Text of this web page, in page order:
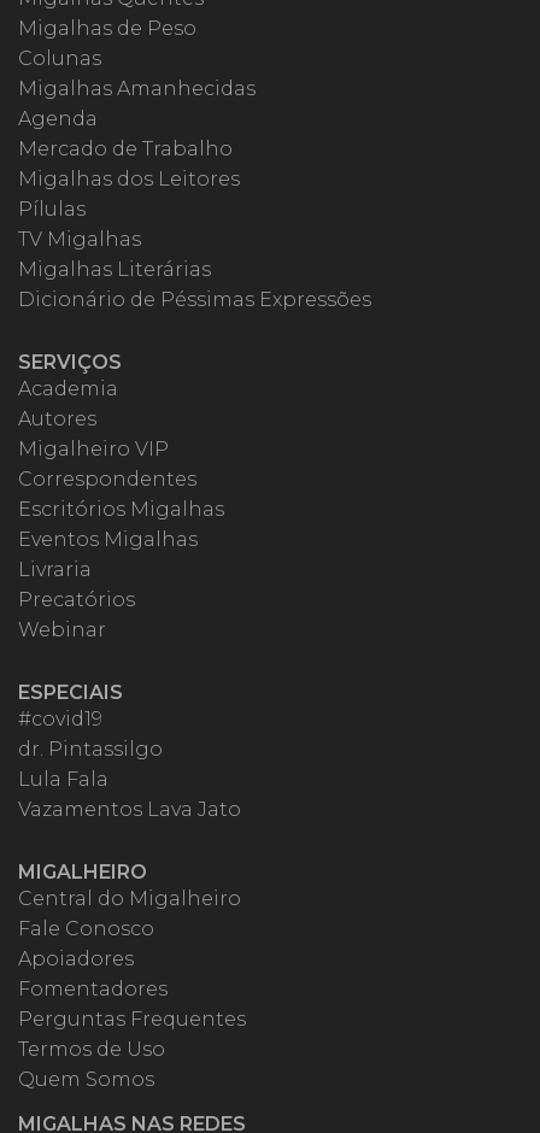
Migalhas de Peso
Colunas
Migalhas Amanhecidas
Agenda
Mercado de Trabalho
Migalhas dos Leitores
Pílulas
TV Migalhas
Migalhas Literárias
Dicionário de Péssimas Expressões
SERVIÇOS
Academia
Autores
Migalheiro VIP
Correspondentes
Escritórios Migalhas
Eventos Migalhas
Livraria
Precatórios
Webinar
ESPECIAIS
#covid19
dr. Pintassilgo
Lula Fala
Vazamentos Lava Jato
MIGALHEIRO
Central do Migalheiro
Fale Conosco
Apoiadores
Fomentadores
Perguntas Frequentes
Termos de Uso
Quem Somos
MIGALHAS NAS REDES